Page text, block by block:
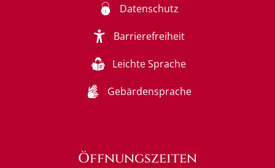
Datenschutz
Barrierefreiheit
Leichte Sprache
Gebärdensprache
Öffnungszeiten